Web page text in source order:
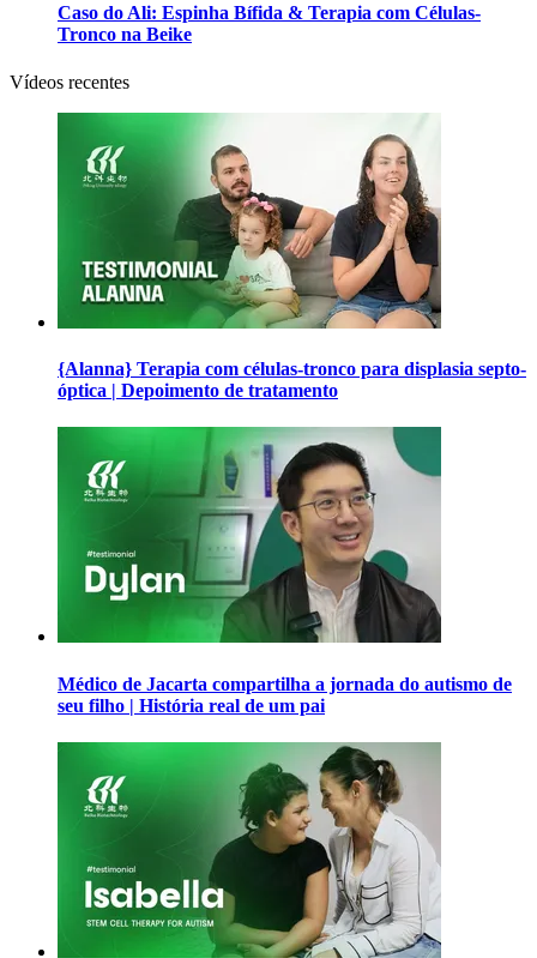
Caso do Ali: Espinha Bífida & Terapia com Células-
Tronco na Beike
Vídeos recentes
{Alanna} Terapia com células-tronco para displasia septo-
óptica | Depoimento de tratamento
Médico de Jacarta compartilha a jornada do autismo de
seu filho | História real de um pai